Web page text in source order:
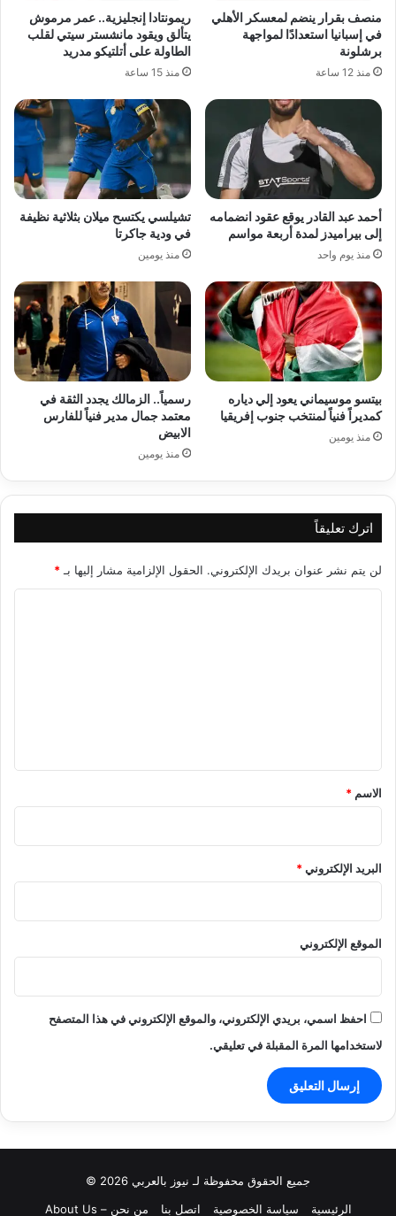
منصف بقرار ينضم لمعسكر الأهلي
في إسبانيا استعدادًا لمواجهة
برشلونة
منذ 12 ساعة
ريمونتادا إنجليزية.. عمر مرموش
يتألق ويقود مانشستر سيتي لقلب
الطاولة على أتلتيكو مدريد
منذ 15 ساعة
أحمد عبد القادر يوقع عقود انضمامه
إلى بيراميدز لمدة أربعة مواسم
منذ يوم واحد
تشيلسي يكتسح ميلان بثلاثية نظيفة
في ودية جاكرتا
منذ يومين
بيتسو موسيماني يعود إلي دياره
كمديراً فنياً لمنتخب جنوب إفريقيا
منذ يومين
رسمياً.. الزمالك يجدد الثقة في
معتمد جمال مدير فنياً للفارس
الابيض
منذ يومين
اترك تعليقاً
لن يتم نشر عنوان بريدك الإلكتروني. الحقول الإلزامية مشار إليها بـ *
*
الاسم *
البريد الإلكتروني*
الموقع الإلكتروني
احفظ اسمي، بريدي الإلكتروني، والموقع الإلكتروني في هذا المتصفح
لاستخدامها المرة المقبلة في تعليقي.
جميع الحقوق محفوظة لـ نيوز بالعربي 2026 ©
الرئيسية
سياسة الخصوصية اتصل بنا من نحن – About Us